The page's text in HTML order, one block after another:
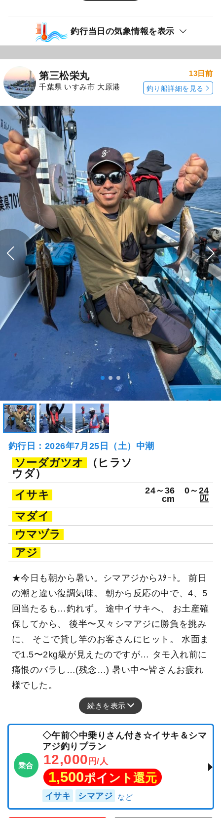
釣行当日の気象情報を表示
第三松栄丸
千葉県 いすみ市 大原港
13日前
釣り船詳細を見る
釣行日：2026年7月25日（土）中潮
ソーダガツオ
（ヒラソ
ウダ）
イサキ
24～36
cm
0～24
匹
マダイ
ウマヅラ
アジ
★今日も朝から暑い。シマアジからｽﾀｰﾄ。 前日
の潮と違い復調気味。 朝から反応の中で、4、5
回当たるも…釣れず。 途中イサキへ、 お土産確
保してから、 後半〜又々シマアジに勝負を挑み
に、 そこで貸し竿のお客さんにヒット。 水面ま
で1.5〜2kg級が見えたのですが… タモ入れ前に
痛恨のバラし…(残念…) 暑い中〜皆さんお疲れ
様でした。
続きを表示
乗合
◇午前◇中乗りさん付き☆イサキ＆シマ
アジ釣りプラン
12,000 円/人
1,500ポイント還元
イサキ シマアジ